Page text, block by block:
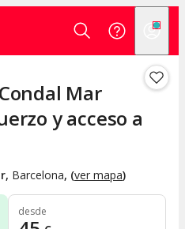
Mar
y acceso a
, Barcelona, (ver mapa)
desde